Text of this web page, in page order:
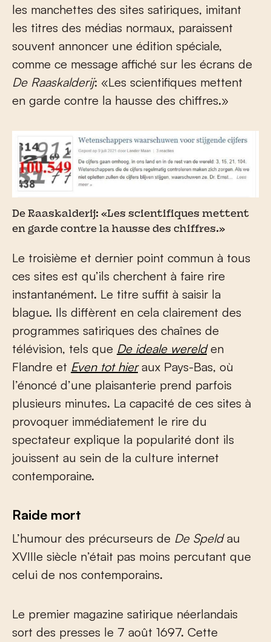
les manchettes des sites satiriques, imitant
les titres des médias normaux, paraissent
souvent annoncer une édition spéciale,
comme ce message affiché sur les écrans de
De Raaskalderij: «Les scientifiques mettent
en garde contre la hausse des chiffres.»
De Raaskalderij: «Les scientifiques mettent
en garde contre la hausse des chiffres.»
Le troisième et dernier point commun à tous
ces sites est qu’ils cherchent à faire rire
instantanément. Le titre suffit à saisir la
blague. Ils diffèrent en cela clairement des
programmes satiriques des chaînes de
télévision, tels que De ideale werelden
Flandre et Even tot hieraux Pays-Bas, où
l’énoncé d’une plaisanterie prend parfois
plusieurs minutes. La capacité de ces sites à
provoquer immédiatement le rire du
spectateur explique la popularité dont ils
jouissent au sein de la culture internet
contemporaine.
Raide mort
L’humour des précurseurs de De Speldau
XVIIIe siècle n’était pas moins percutant que
celui de nos contemporains.
Le premier magazine satirique néerlandais
sort des presses le 7 août 1697. Cette